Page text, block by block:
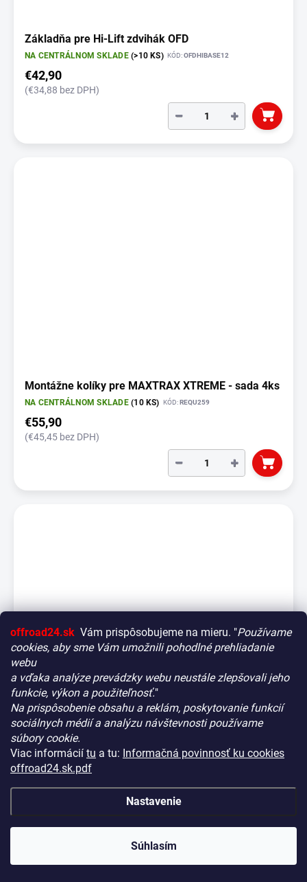
offroad24.sk Vám prispôsobujeme na mieru. "Používame
cookies, aby sme Vám umožnili pohodlné prehliadanie
webu
a vďaka analýze prevádzky webu neustále zlepšovali jeho
funkcie, výkon a použiteľnosť."
Na prispôsobenie obsahu a reklám, poskytovanie funkcií
sociálnych médií a analýzu návštevnosti používame
súbory cookie.
Viac informácií tu a tu: Informačná povinnosť ku cookies
offroad24.sk.pdf
Nastavenie
Súhlasím
Vitajte! Aby bolo hľadanie tých správnych dielov pre vaše
vozidlo čo najrýchlejšie a najpresnejšie, máme pre vás
malý tip:
Začnite výberom vášho vozidla– Týmto krokom si
zaistíte, že uvidíte len kompatibilné produkty.
filtre. Použite ich! Ušetria vám kopu času a pomôžu nájsť
presne to, čo hľadáte, behom sekúnd.
Základňa pre Hi-Lift zdvihák OFD
NA CENTRÁLNOM SKLADE(>10 KS) KÓD:OFDHIBASE12
€42,90
(€34,88 bez DPH)
+
−
Montážne kolíky pre MAXTRAX XTREME - sada 4ks
NA CENTRÁLNOM SKLADE(10 KS) KÓD:REQU259
€55,90
(€45,45 bez DPH)
+
−
Montážne kolíky pre MAXTRAX - sada 4ks
NA CENTRÁLNOM SKLADE(10 KS) KÓD: REQU120
€53,90
−